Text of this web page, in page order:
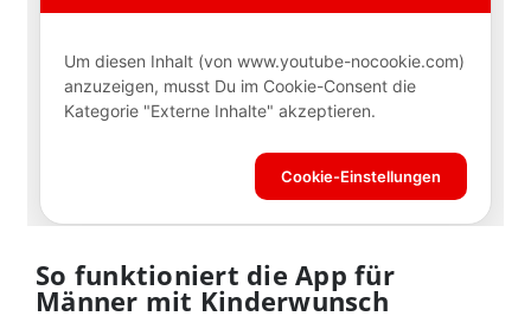
So funktioniert die App für
Männer mit Kinderwunsch